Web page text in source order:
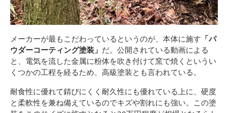
メーカーが最もこだわっているというのが、本体に施す 「パ
ウダーコーティング塗装」 だ。公開されている動画による
と、電気を流した金属に粉体を吹き付けて窯で焼くというい
くつかの工程を経るため、高級塗装とも言われている。
耐食性に優れて錆びにくく耐久性にも優れている上に、硬度
と柔軟性を兼ね備えているのでキズや割れにも強い。この塗